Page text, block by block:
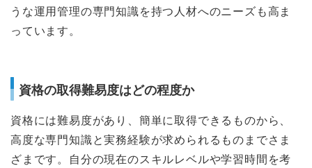
うな運用管理の専門知識を持つ人材へのニーズも高ま
っています。
資格の取得難易度はどの程度か
資格には難易度があり、簡単に取得できるものから、
高度な専門知識と実務経験が求められるものまでさま
ざまです。自分の現在のスキルレベルや学習時間を考